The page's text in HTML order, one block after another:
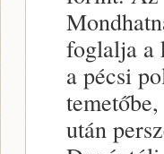
foglalja a
a pécsi
után